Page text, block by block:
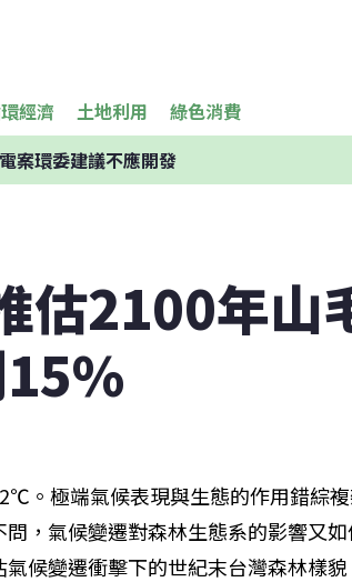
經濟 土地利用 綠色消費
案環委建議不應開發
估2100年山
。極端氣候表現與生態的作用錯綜
，氣候變遷對森林生態系的影響又
候變遷衝擊下的世紀末台灣森林樣